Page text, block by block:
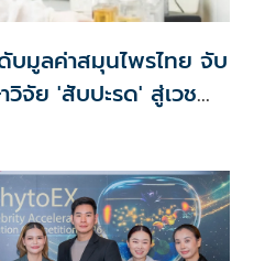
บมูลค่าสมุนไพรไทย จับ
จัย 'สับปะรด' สู่เวช